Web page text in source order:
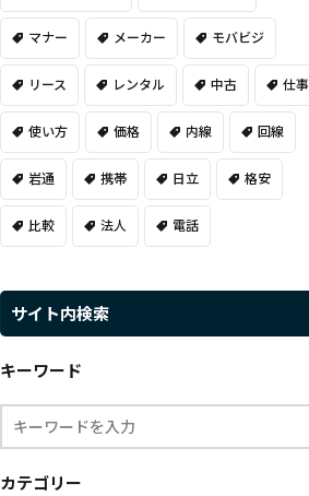
マナー メーカー モバビジ
リース レンタル 中古 仕事
使い方 価格 内線 回線
岩通 携帯 日立 格安
比較 法人 電話
サイト内検索
キーワード
カテゴリー